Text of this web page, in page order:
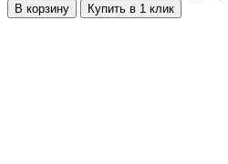
В корзину Купить в 1 клик